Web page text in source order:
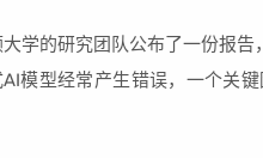
学的研究团队公布了一份报
模型经常产生错误，一个关